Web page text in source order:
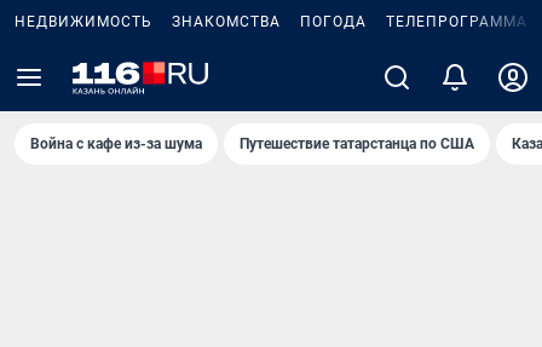
НЕДВИЖИМОСТЬ ЗНАКОМСТВА ПОГОДА ТЕЛЕПРОГРАММА
Война с кафе из-за шума Путешествие татарстанца по США